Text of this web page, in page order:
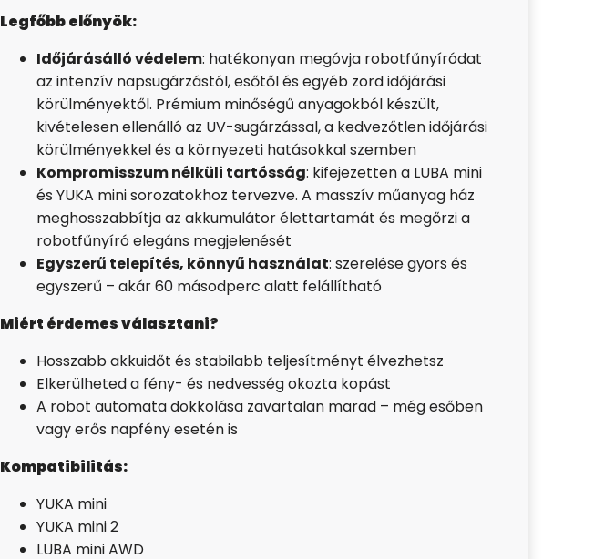
Legfőbb előnyök:
Időjárásálló védelem: hatékonyan megóvja robotfűnyíródat
az intenzív napsugárzástól, esőtől és egyéb zord időjárási
körülményektől. Prémium minőségű anyagokból készült,
kivételesen ellenálló az UV-sugárzással, a kedvezőtlen időjárási
körülményekkel és a környezeti hatásokkal szemben
Kompromisszum nélküli tartósság: kifejezetten a LUBA mini
és YUKA mini sorozatokhoz tervezve. A masszív műanyag ház
meghosszabbítja az akkumulátor élettartamát és megőrzi a
robotfűnyíró elegáns megjelenését
Egyszerű telepítés, könnyű használat: szerelése gyors és
egyszerű – akár 60 másodperc alatt felállítható
Miért érdemes választani?
Hosszabb akkuidőt és stabilabb teljesítményt élvezhetsz
Elkerülheted a fény- és nedvesség okozta kopást
A robot automata dokkolása zavartalan marad – még esőben
vagy erős napfény esetén is
Kompatibilitás:
YUKA mini
YUKA mini 2
LUBA mini AWD